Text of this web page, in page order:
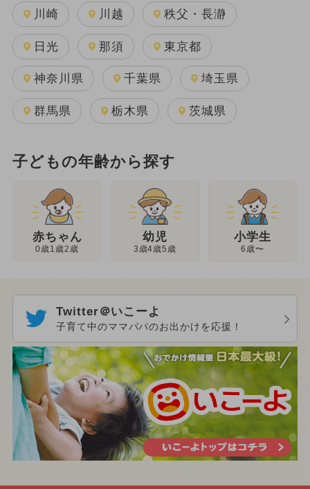
川崎 川越 秩父・長瀞
日光 那須 東京都
神奈川県 千葉県 埼玉県
群馬県 栃木県 茨城県
子どもの年齢から探す
赤ちゃん
0歳1歳2歳
幼児
3歳4歳5歳
小学生
6歳〜
Twitter＠いこーよ
子育て中のママパパのお出かけを応援！